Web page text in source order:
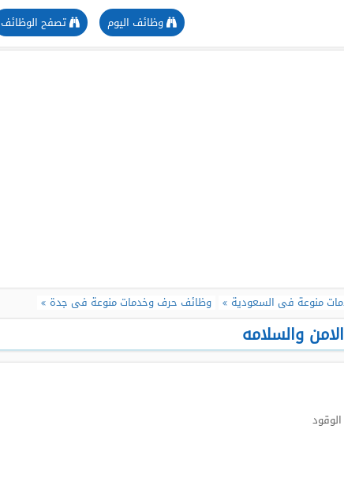
تصفح الوظائف وظائف اليوم
منوعة فى السعودية وظائف حرف وخدمات منوعة فى جدة
والسلامه